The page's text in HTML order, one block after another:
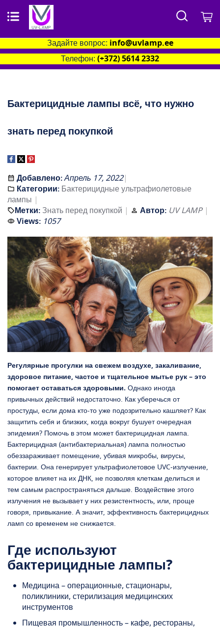
Поиск
Задайте вопрос: info@uvlamp.ee
Телефон: (+372) 5614 2332
Бактерицидные лампы всё, что нужно
знать перед покупкой
Добавлено:Апрель 17, 2022
Категории: Бактерицидные ультрафиолетовые
лампы
Метки: Знать перед покупкой Автор: UV LAMP
Views: 1057
Регулярные прогулки на свежем воздухе, закаливание,
здоровое питание, частое и тщательное мытье рук – это
помогает оставаться здоровыми. Однако иногда
привычных действий недостаточно. Как уберечься от
простуды, если дома кто-то уже подозрительно кашляет? Как
защитить себя и близких, когда вокруг бушует очередная
эпидемия? Помочь в этом может бактерицидная лампа.
Бактерицидная (антибактериальная) лампа полностью
обеззараживает помещение, убивая микробы, вирусы,
бактерии. Она генерирует ультрафиолетовое UVC-излучение,
которое влияет на их ДНК, не позволяя клеткам делиться и
тем самым распространяться дальше. Воздействие этого
излучения не вызывает у них резистентность, или, проще
говоря, привыкание. А значит, эффективность бактерицидных
ламп со временем не снижается.
Где используют
бактерицидные лампы?
Медицина – операционные, стационары,
поликлиники, стерилизация медицинских
инструментов
Пищевая промышленность – кафе, рестораны,